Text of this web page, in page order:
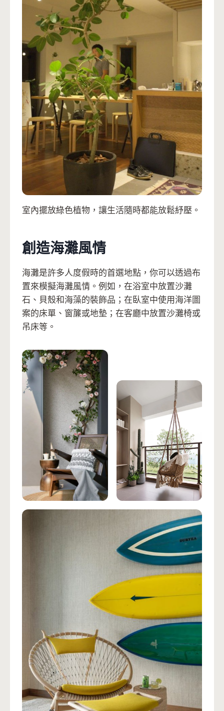
室內擺放綠色植物，讓生活隨時都能放鬆紓壓。
創造海灘風情
海灘是許多人度假時的首選地點，你可以透過布
置來模擬海灘風情。例如，在浴室中放置沙灘
石、貝殼和海藻的裝飾品；在臥室中使用海洋圖
案的床單、窗簾或地墊；在客廳中放置沙灘椅或
吊床等。